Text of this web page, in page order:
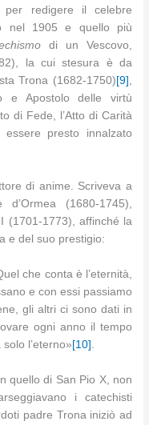
redigere il celebre
nel 1905 e quello più
di un Vescovo,
la cui stesura è da
Trona (1682-1750) [9] ,
e Apostolo delle virtù
di Fede, l’Atto di Carità
presto innalzato
di anime. Scriveva a
(1680-1745),
(1701-1773), affinché la
e del suo prestigio:
che conta è l’eternità,
e con essi passiamo
gli altri ci sono dati in
ogni anno il tempo
l’eterno» [10]
quello di San Pio X, non
i catechisti
padre Trona iniziò ad